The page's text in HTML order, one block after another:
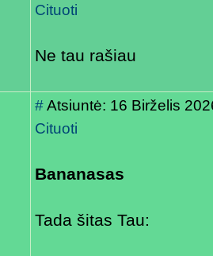
Cituoti
Ne tau rašiau
#Atsiuntė: 16 Birželis
Cituoti
Bananasas
Tada šitas Tau: